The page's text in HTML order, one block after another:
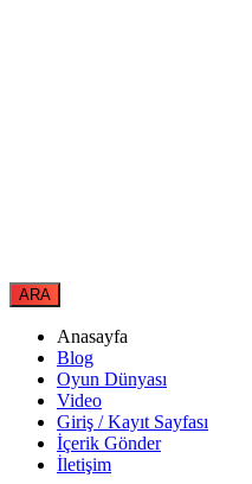
Anasayfa
Blog
Oyun Dünyası
Video
Giriş / Kayıt Sayfası
İçerik Gönder
İletişim